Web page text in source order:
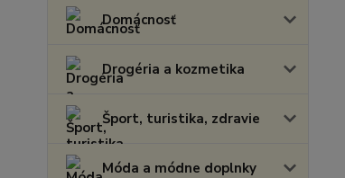
Domácnosť
Drogéria a kozmetika
Šport, turistika, zdravie
Móda a módne doplnky